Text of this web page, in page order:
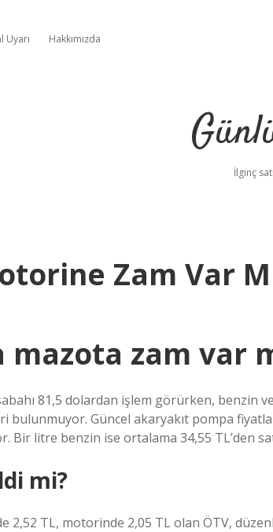
Uyarı Hakkımızda
İlginç
Zam Var
mazota zam var
81,5 dolardan işlem görürken,
bulunmuyor. Güncel akaryakıt pompa
Bir litre benzin ise ortalama 34,55 TL’den
mi?
2,52 TL, motorinde 2,05 TL olan ÖTV,